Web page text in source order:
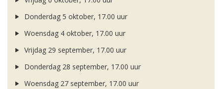
Donderdag 5 oktober, 17.00 uur
Woensdag 4 oktober, 17.00 uur
Vrijdag 29 september, 17.00 uur
Donderdag 28 september, 17.00 uur
Woensdag 27 september, 17.00 uur